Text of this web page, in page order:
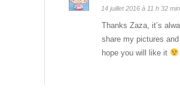
14 juillet 2016 à 11 h 32
Thanks Zaza, it’s
share my pictures
hope you will like it